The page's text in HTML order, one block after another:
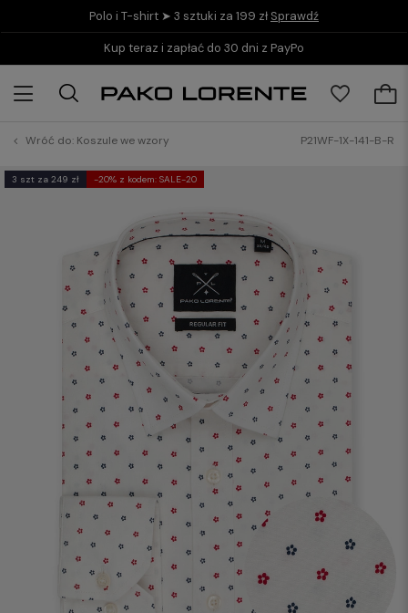
Polo i T-shirt ➤ 3 sztuki za 199 zł Sprawdź
Kup teraz i zapłać do 30 dni z PayPo
Wróć do: Koszule we wzory P21WF-1X-141-B-R
3 szt za 249 zł -20% z kodem: SALE-20